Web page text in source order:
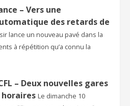
– Vers une
des retards de
lance un nouveau pavé dans la
à répétition qu’a connu la
– Deux nouvelles gares
Le dimanche 10